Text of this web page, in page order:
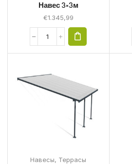
Навес 3×3м
€1.345,99
Навесы, Террасы